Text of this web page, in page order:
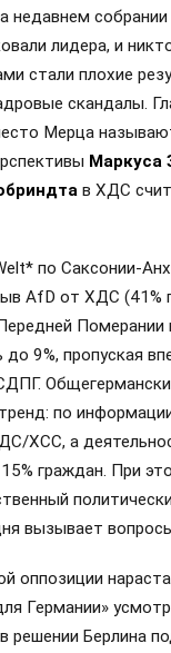
недавнем
лидера, и
стали плохие
скандалы.
Мерца
Маркуса
в ХДС
по Саксонии-
AfD от ХДС (41%
Померании
до 9%, пропуская
по
ХСС, а
граждан. При
вызывает
оппозиции
Германии»
решении Берлина